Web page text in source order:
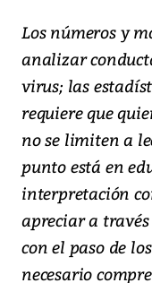
Los números y
analizar
virus; las
requiere que
no se limiten a
punto está en
interpretación
apreciar a
con el paso de
necesario